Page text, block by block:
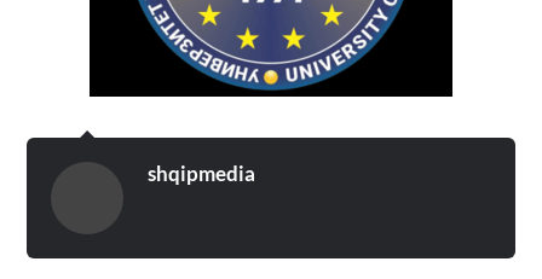
shqipmedia